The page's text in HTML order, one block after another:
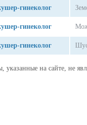
гинеколог
гинеколог
гинеколог
указанные на сайте, не